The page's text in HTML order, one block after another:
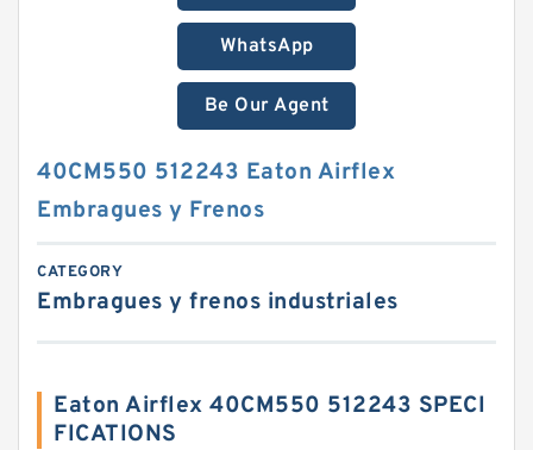
WhatsApp
Be Our Agent
40CM550 512243 Eaton Airflex
Embragues y Frenos
CATEGORY
Embragues y frenos industriales
Eaton Airflex 40CM550 512243 SPECI
FICATIONS